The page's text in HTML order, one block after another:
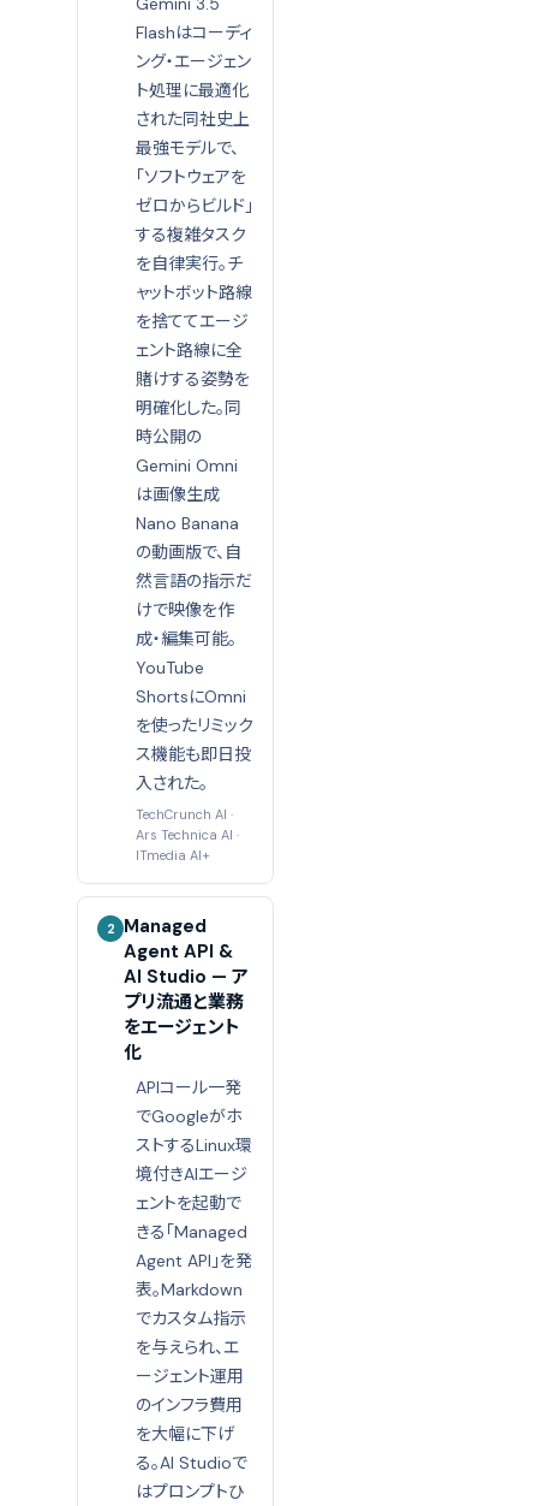
Flashはコーディ
ング・エージェン
ト処理に最適化
された同社史上
最強モデルで、
「ソフトウェアを
ゼロからビルド」
する複雑タスク
を自律実行。チ
ャットボット路線
を捨ててエージ
ェント路線に全
賭けする姿勢を
明確化した。同
時公開の
Gemini Omni
は画像生成
Nano Banana
の動画版で、自
然言語の指示だ
けで映像を作
成・編集可能。
YouTube
ShortsにOmni
を使ったリミック
ス機能も即日投
入された。
TechCrunch AI ·
Ars Technica AI ·
ITmedia AI+
2
Managed
Agent API &
AI Studio — ア
プリ流通と業務
をエージェント
化
APIコール一発
でGoogleがホ
ストするLinux環
境付きAIエージ
ェントを起動で
きる「Managed
Agent API」を発
表。Markdown
でカスタム指示
を与えられ、エ
ージェント運用
のインフラ費用
を大幅に下げ
る。AI Studioで
はプロンプトひ